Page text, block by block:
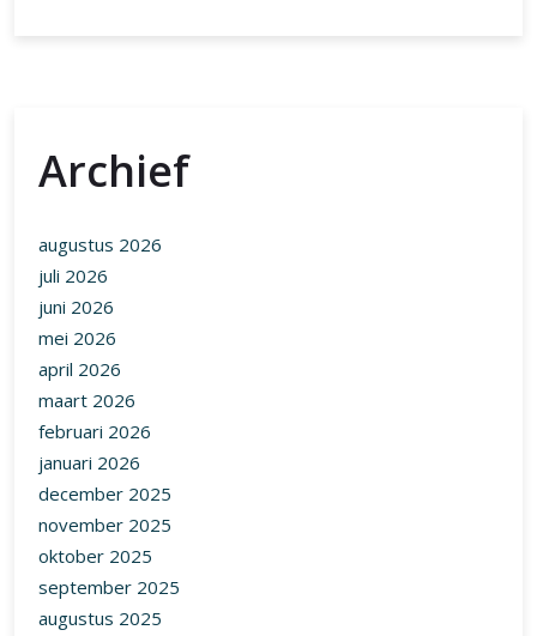
Archief
augustus 2026
juli 2026
juni 2026
mei 2026
april 2026
maart 2026
februari 2026
januari 2026
december 2025
november 2025
oktober 2025
september 2025
augustus 2025